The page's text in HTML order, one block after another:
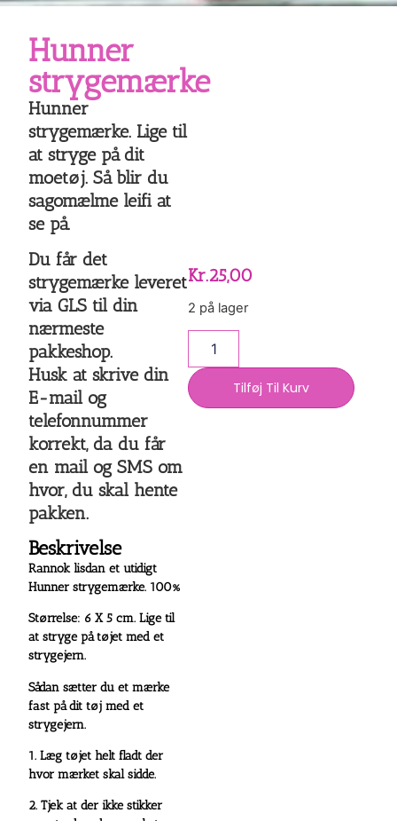
Hunner
strygemærke
Hunner
strygemærke. Lige til
at stryge på dit
moetøj. Så blir du
sagomælme leifi at
se på.
Du får det
strygemærke leveret
via GLS til din
nærmeste
pakkeshop.
Husk at skrive din
E-mail og
telefonnummer
korrekt, da du får
en mail og SMS om
hvor, du skal hente
pakken.
Beskrivelse
Rannok lisdan et utidigt
Hunner strygemærke. 100%
Størrelse: 6 X 5 cm. Lige til
at stryge på tøjet med et
strygejern.
Sådan sætter du et mærke
fast på dit tøj med et
strygejern.
1. Læg tøjet helt fladt der
hvor mærket skal sidde.
2. Tjek at der ikke stikker
Kr.25,00
2 på lager
Tilføj Til Kurv